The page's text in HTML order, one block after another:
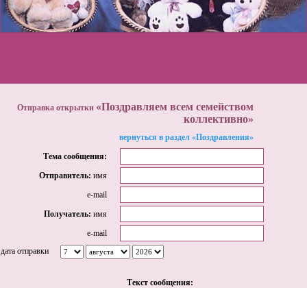
Отправка открытки «Поздравляем всем семейством
коллективно»
вернуться в раздел «Поздравления»
Тема сообщения:
Отправитель: имя
e-mail
Получатель: имя
e-mail
дата отправки
Tекст сообщения: